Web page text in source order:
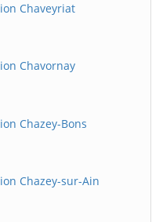
Chaveyriat
Chavornay
Chazey-Bons
Chazey-sur-Ain